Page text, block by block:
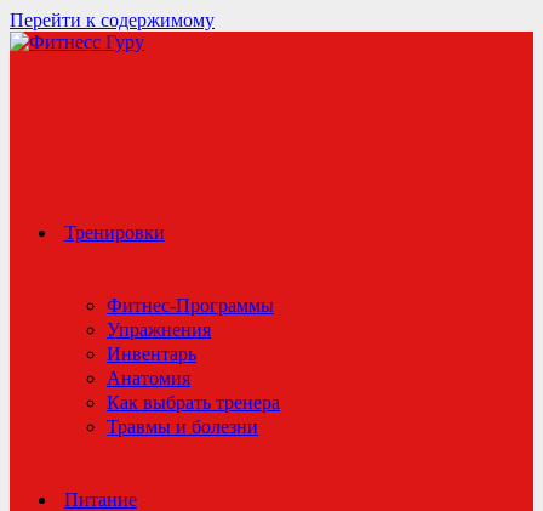
Перейти к содержимому
Тренировки
Фитнес-Программы
Упражнения
Инвентарь
Анатомия
Как выбрать тренера
Травмы и болезни
Питание